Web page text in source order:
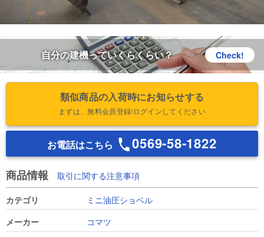
自分の建機っていくらくらい？ Check!
類似商品の入荷時にお知らせする
まずは、無料会員登録/ログインしてください
お電話はこちら 0569-58-1822
商品情報 取引に関する注意事項
カテゴリ
ミニ油圧ショベル
メーカー
コマツ